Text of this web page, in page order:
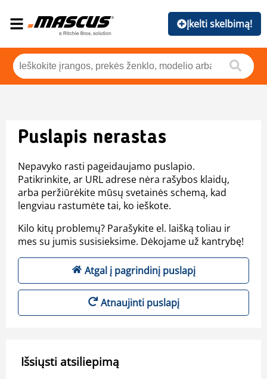
Įkelti skelbimą!
Puslapis nerastas
Nepavyko rasti pageidaujamo puslapio.
Patikrinkite, ar URL adrese nėra rašybos klaidų,
arba peržiūrėkite mūsų svetainės schemą, kad
lengviau rastumėte tai, ko ieškote.
Kilo kitų problemų? Parašykite el. laišką toliau ir
mes su jumis susisieksime. Dėkojame už kantrybę!
Atgal į pagrindinį puslapį
Atnaujinti puslapį
Išsiųsti atsiliepimą